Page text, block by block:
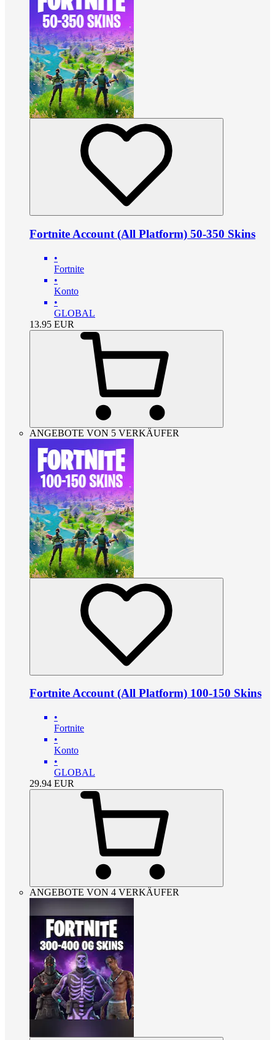
Fortnite Account (All Platform) 50-350 Skins
•
Fortnite
•
Konto
•
GLOBAL
13.95 EUR
ANGEBOTE VON 5 VERKÄUFER
Fortnite Account (All Platform) 100-150 Skins
•
Fortnite
•
Konto
•
GLOBAL
29.94 EUR
ANGEBOTE VON 4 VERKÄUFER